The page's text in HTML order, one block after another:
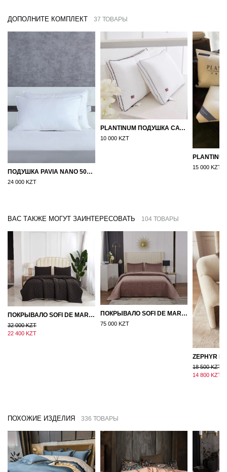
ДОПОЛНИТЕ КОМПЛЕКТ 37 ТОВАРЫ
ПОДУШКА PAVIA NANO 50X70
24 000 KZT
PLANTINUM ПОДУШКА САТИН, ШЕЛК 50Х70
10 000 KZT
15 000 KZT
ВАС ТАКЖЕ МОГУТ ЗАИНТЕРЕСОВАТЬ 104 ТОВАРЫ
ПОКРЫВАЛО SOFI DE MARKO 160×220 БРОУДИ ЧЕРНО-БЕЖЕВОЕ
32 000 KZT
22 400 KZT
ПОКРЫВАЛО SOFI DE MARKO ВЕЛЮР 240×260 ФЕРДИНАНД (МОККО)
75 000 KZT
18 500 KZT
14 800 KZT
ПОХОЖИЕ ИЗДЕЛИЯ 336 ТОВАРЫ